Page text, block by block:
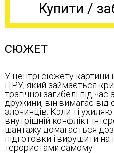
Купити /
СЮЖЕТ
У центрі сюжету картини
ЦРУ, який займається
трагічної загибелі під
дружини, він вимагає від
злочинців. Коли ті
внутрішній конфлікт
шантажу домагається
підготовки і вирушити
терористами самому